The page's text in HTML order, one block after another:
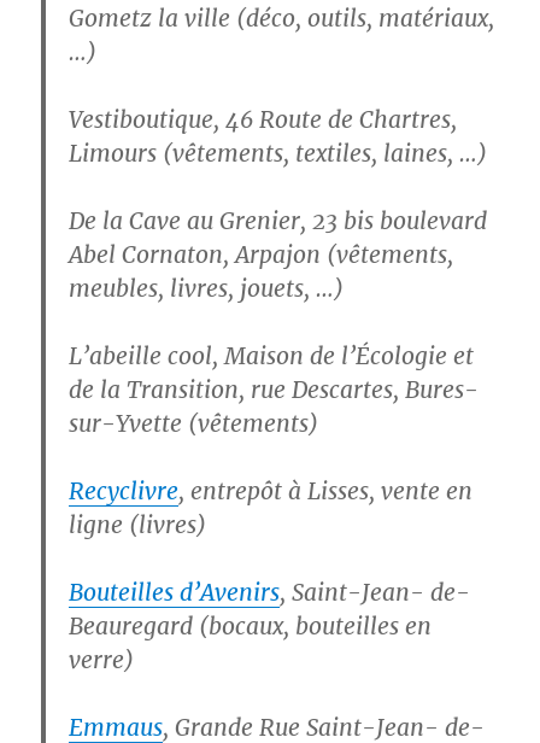
Gometz la ville (déco, outils, matériaux,
…)
Vestiboutique,46 Route de Chartres,
Limours (vêtements, textiles, laines, …)
De la Cave au Grenier, 23 bis boulevard
Abel Cornaton, Arpajon (vêtements,
meubles, livres, jouets, …)
L’abeille cool, Maison de l’Écologie et
de la Transition, rue Descartes, Bures-
sur-Yvette (vêtements)
Recyclivre, entrepôt à Lisses, vente en
ligne (livres)
Bouteilles d’Avenirs, Saint-Jean- de-
Beauregard (bocaux, bouteilles en
verre)
Emmaus, Grande Rue Saint-Jean- de-